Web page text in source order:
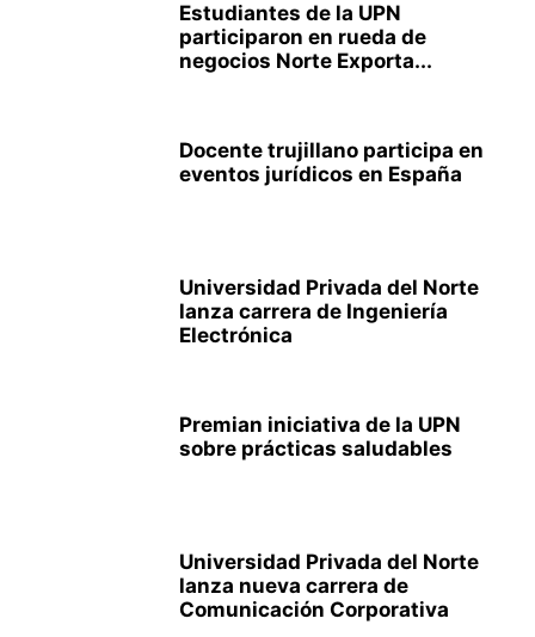
Estudiantes de la UPN
participaron en rueda de
negocios Norte Exporta...
Docente trujillano participa en
eventos jurídicos en España
Universidad Privada del Norte
lanza carrera de Ingeniería
Electrónica
Premian iniciativa de la UPN
sobre prácticas saludables
Universidad Privada del Norte
lanza nueva carrera de
Comunicación Corporativa